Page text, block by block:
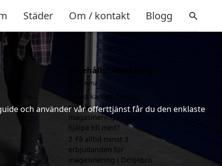
Städer Om / kontakt Blogg
och använder vår offerttjänst får du den enklaste
Innehållsförteckning
gömma
Vad kan ett företag
som är specialiserat på
magasinering i Dösjebro
hjälpa till med?
2 Få alltid minst 3
erbjudanden för
magasinering i Dösjebro